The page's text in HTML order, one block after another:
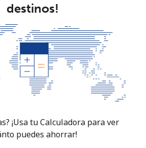
destinos!
¡Usa tu Calculadora para ver
puedes ahorrar!